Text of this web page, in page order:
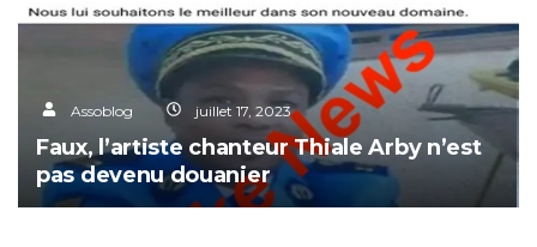
Assoblog juillet 17, 2023
Faux, l’artiste chanteur Thiale Arby n’est
pas devenu douanier